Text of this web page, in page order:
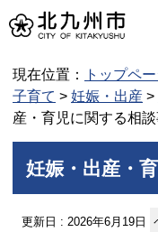
現在位置： トップペ
子育て > 妊娠・出産 >
産・育児に関する相
妊娠・出産・
更新日 : 2026年6月19日